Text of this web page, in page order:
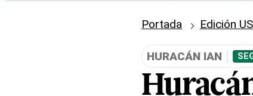
Portada Edición
HURACÁN IAN